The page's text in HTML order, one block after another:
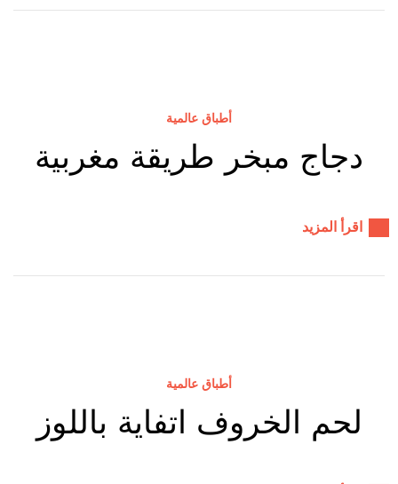
أطباق عالمية
دجاج مبخر طريقة مغربية
اقرأ المزيد
أطباق عالمية
لحم الخروف اتفاية باللوز